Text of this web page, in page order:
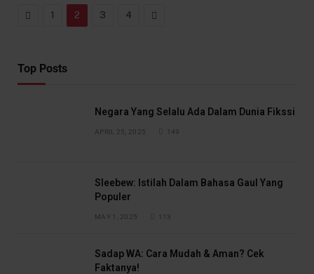
Previous
1 2 3 4 Next
Top Posts
Negara Yang Selalu Ada Dalam Dunia Fikssi
APRIL 25, 2025 149
Sleebew: Istilah Dalam Bahasa Gaul Yang
Populer
MAY 1, 2025 113
Sadap WA: Cara Mudah & Aman? Cek
Faktanya!